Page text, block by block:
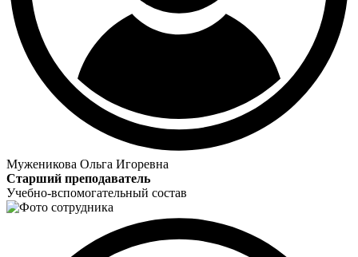
Муженикова Ольга Игоревна
Старший преподаватель
Учебно-вспомогательный состав